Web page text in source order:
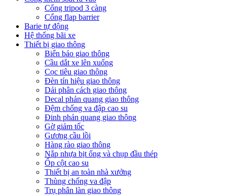
Cổng tripod 3 càng
Cổng flap barrier
Barie tự động
Hệ thống bãi xe
Thiết bị giao thông
Biển báo giao thông
Cầu dắt xe lên xuống
Cọc tiêu giao thông
Đèn tín hiệu giao thông
Dải phân cách giao thông
Decal phản quang giao thông
Đệm chống va đập cao su
Đinh phản quang giao thông
Gờ giảm tốc
Gương cầu lồi
Hàng rào giao thông
Nắp nhựa bịt ống và chụp đầu thép
Ốp cột cao su
Thiết bị an toàn nhà xưởng
Thùng chống va đập
Trụ phân làn giao thông